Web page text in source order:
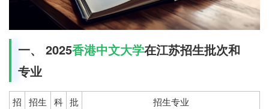
一、 2025香港中文大学在江苏招生批次和
专业
招
招生
科 批
招生专业